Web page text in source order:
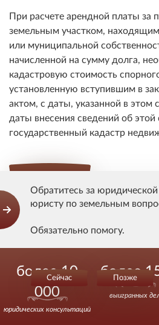
При расчете арендной платы за
земельным участком,
или муниципальной
начисленной на сумму долга,
кадастровую стоимость
установленную вступившим в
актом, с даты, указанной в этом
даты внесения сведений об этой
государственный кадастр
Изменение арендной
С какой даты происходит
земельный участок,
или муниципальной
изменением кадастровой
участка в результате проведения
Обратитесь за юридической
юристу по земельным
Обязательно помогу.
Сейчас Позже
более 10
000
юридических консультаций
более
выигранных